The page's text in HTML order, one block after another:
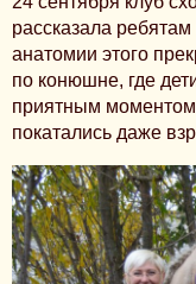
рассказала
анатомии этого
по конюшне, где
приятным
покатались даже